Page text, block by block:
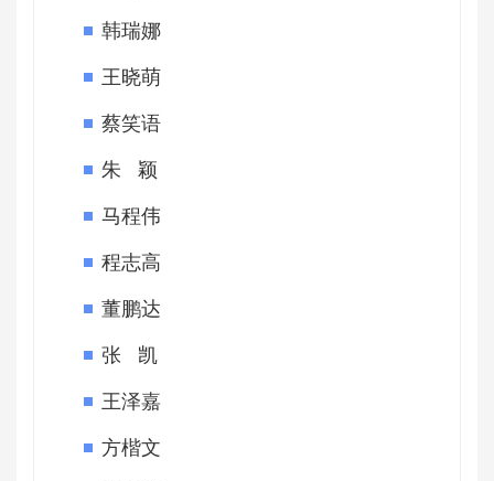
韩瑞娜
王晓萌
蔡笑语
朱 颖
马程伟
程志高
董鹏达
张 凯
王泽嘉
方楷文